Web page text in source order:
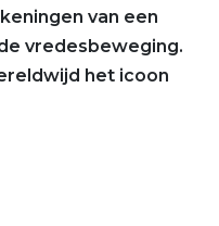
van een
vredesbeweging.
het icoon